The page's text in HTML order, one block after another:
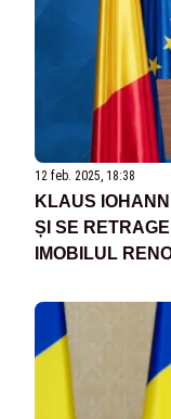
12 feb. 2025, 18:38
KLAUS
ȘI SE
IMOBILUL